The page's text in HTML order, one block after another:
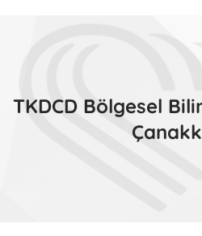
TKDCD Bölgesel